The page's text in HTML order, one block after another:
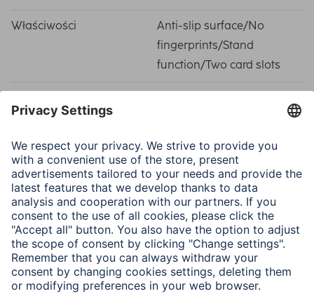
Właściwości
Anti-slip surface/No
fingerprints/Stand
function/Two card slots
Przystosowany dla Smartphone
Wskazówki dla użytkownika
W niektórych modelach smartfonów magnesy mocujące